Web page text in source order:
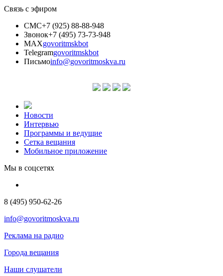
Связь с эфиром
СМС+7 (925) 88-88-948
Звонок+7 (495) 73-73-948
MAXgovoritmskbot
Telegramgovoritmskbot
Письмоinfo@govoritmoskva.ru
Новости
Интервью
Программы и ведущие
Сетка вещания
Мобильное приложение
Мы в соцсетях
8 (495) 950-62-26
info@govoritmoskva.ru
Реклама на радио
Города вещания
Наши слушатели